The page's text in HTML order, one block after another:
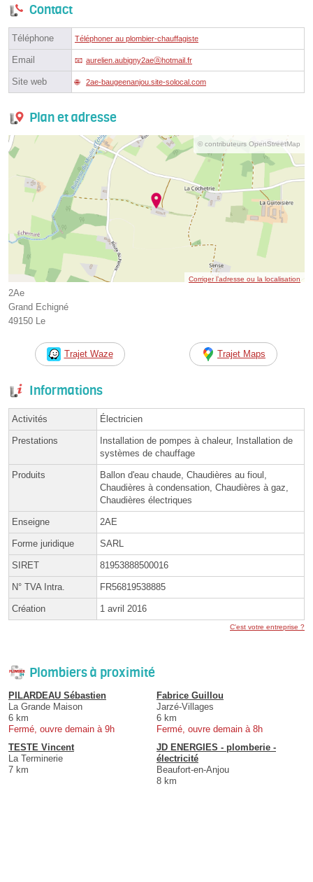
Contact
Téléphone Téléphoner au plombier-chauffagiste
Email aurelien.aubigny2aeⓐhotmail.fr
Site web 2ae-baugeenanjou.site-solocal.com
Plan et adresse
© contributeurs OpenStreetMap
Corriger l’adresse ou la localisation
2Ae
Grand Echigné
49150 Le
Trajet Waze Trajet Maps
Informations
Activités Électricien
Prestations
Installation de pompes à chaleur, Installation de
systèmes de chauffage
Produits
Ballon d'eau chaude, Chaudières au fioul,
Chaudières à condensation, Chaudières à gaz,
Chaudières électriques
Enseigne 2AE
Forme juridique SARL
SIRET 81953888500016
N° TVA Intra. FR56819538885
Création 1 avril 2016
C'est votre entreprise ?
Plombiers à proximité
PILARDEAU Sébastien
La Grande Maison
6 km
Fermé, ouvre demain à 9h
Fabrice Guillou
Jarzé-Villages
6 km
Fermé, ouvre demain à 8h
TESTE Vincent
La Terminerie
7 km
JD ENERGIES - plomberie -
électricité
Beaufort-en-Anjou
8 km